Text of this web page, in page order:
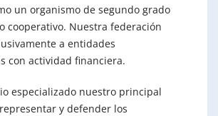
un organismo de segundo grado
cooperativo. Nuestra federación
a entidades
con actividad financiera.
especializado nuestro principal
y defender los